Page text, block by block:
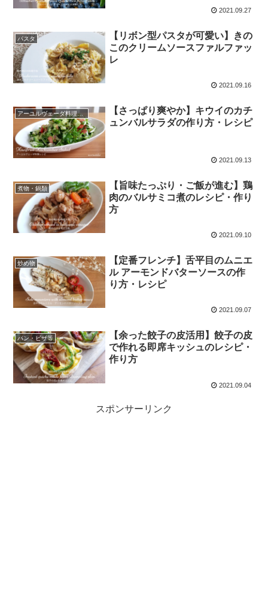
2021.09.27
パスタ
【リボン型パスタが可愛い】きの
このクリームソースファルファッ
レ
2021.09.16
アーユルヴェーダ料理レシピ
【さっぱり爽やか】キウイのカチ
ュンバルサラダの作り方・レシピ
2021.09.13
煮物・鍋類
【旨味たっぷり・ご飯が進む】鶏
肉のバルサミコ煮のレシピ・作り
方
2021.09.10
炒め物
【定番フレンチ】舌平目のムニエ
ル アーモンドバターソースの作
り方・レシピ
2021.09.07
パン・ピザ等
【余った餃子の皮活用】餃子の皮
で作れる即席キッシュのレシピ・
作り方
2021.09.04
スポンサーリンク